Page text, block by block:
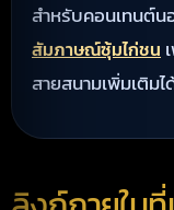
สำหรับคอนเทนต์น
สัมภาษณ์ซุ้มไก่ชน
สายสนามเพิ่มเติม